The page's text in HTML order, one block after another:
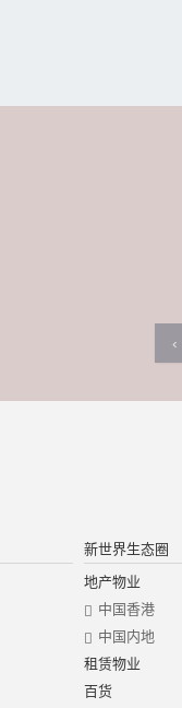
‹
新世界生态圈
地产物业
中国香港
中国内地
租赁物业
百货